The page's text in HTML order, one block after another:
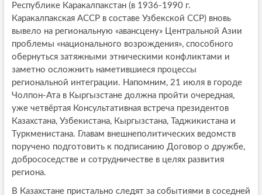
Республике Каракалпакстан (в 1936-1990 г.
Каракалпакская АССР в составе Узбекской ССР) вновь
вывело на региональную «авансцену» Центральной Азии
проблемы «национального возрождения», способного
обернуться затяжными этническими конфликтами и
заметно осложнить наметившиеся процессы
региональной интеграции. Напомним, 21 июля в городе
Чолпон-Ата в Кыргызстане должна пройти очередная,
уже четвёртая Консультативная встреча президентов
Казахстана, Узбекистана, Кыргызстана, Таджикистана и
Туркменистана. Главам внешнеполитических ведомств
поручено подготовить к подписанию Договор о дружбе,
добрососедстве и сотрудничестве в целях развития
региона.
В Казахстане пристально следят за событиями в соседней